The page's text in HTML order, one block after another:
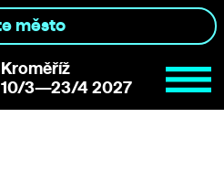
Kroměříž
10/3—23/4 2027